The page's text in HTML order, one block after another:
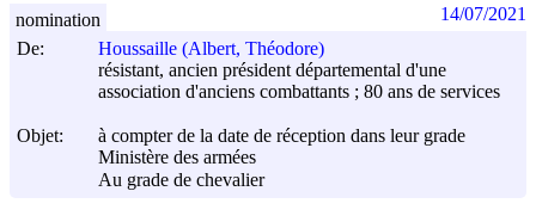
De:
Houssaille (Albert, Théodore)
résistant, ancien président départemental d'une
association d'anciens combattants ; 80 ans de services
Objet:
à compter de la date de réception dans leur grade
Ministère des armées
Au grade de chevalier
nomination 14/07/2021